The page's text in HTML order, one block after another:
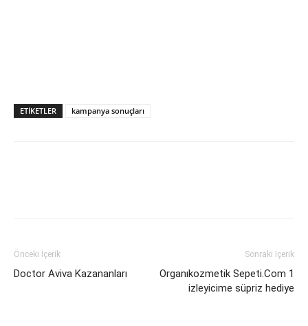
ETIKETLER kampanya sonuçları
Önceki İçerik
Doctor Aviva Kazananları
Sonraki İçerik
Organıkozmetik Sepeti.Com 1
izleyicime süpriz hediye